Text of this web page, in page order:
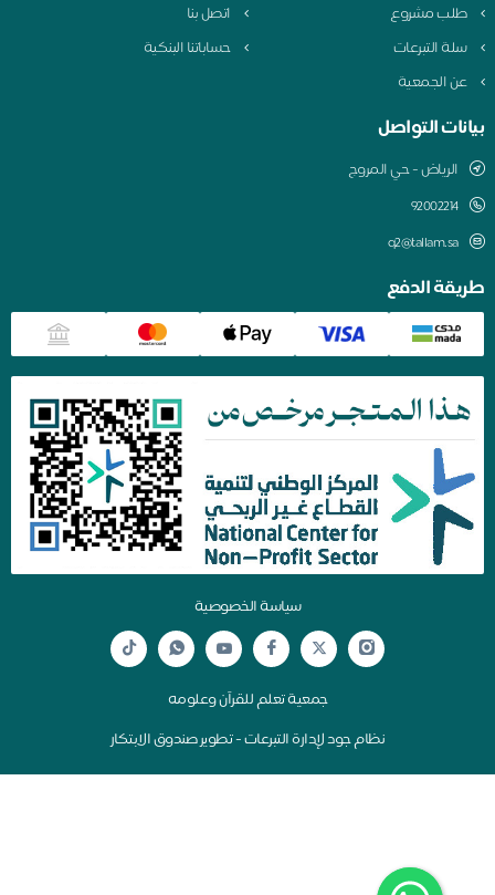
مشروع
اتصل بنا
التبرعات
حساباتنا البنكية
الجمعية
التواصل
الرياض - حي المروج
q2@tallam.sa
الدفع
سياسة الخصوصية
جمعية تعلم للقرآن وعلومه
نظام جود لإدارة التبرعات - تطوير صندوق الابتكار